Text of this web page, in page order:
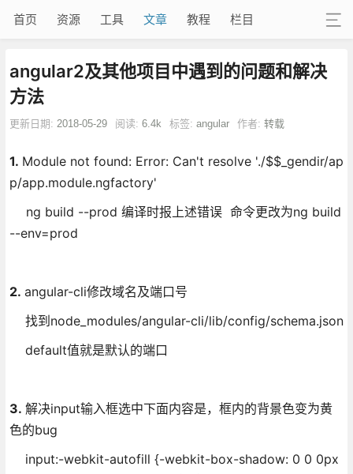
首页 资源 工具 文章 教程 栏目
angular2及其他项目中遇到的问题和解决
方法
更新日期: 2018-05-29 阅读: 6.4k 标签: angular 作者: 转载
1. Module not found: Error: Can't resolve './$$_gendir/ap
p/app.module.ngfactory'
ng build --prod 编译时报上述错误 命令更改为ng build
--env=prod
2. angular-cli修改域名及端口号
找到node_modules/angular-cli/lib/config/schema.json
default值就是默认的端口
3. 解决input输入框选中下面内容是，框内的背景色变为黄
色的bug
input:-webkit-autofill {-webkit-box-shadow: 0 0 0px